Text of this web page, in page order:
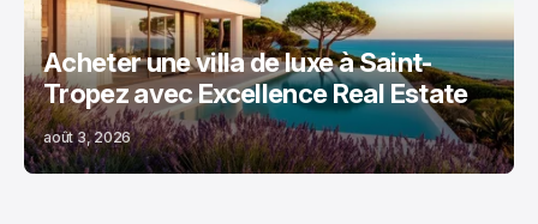
Acheter une villa de luxe à Saint-
Tropez avec Excellence Real Estate
août 3, 2026